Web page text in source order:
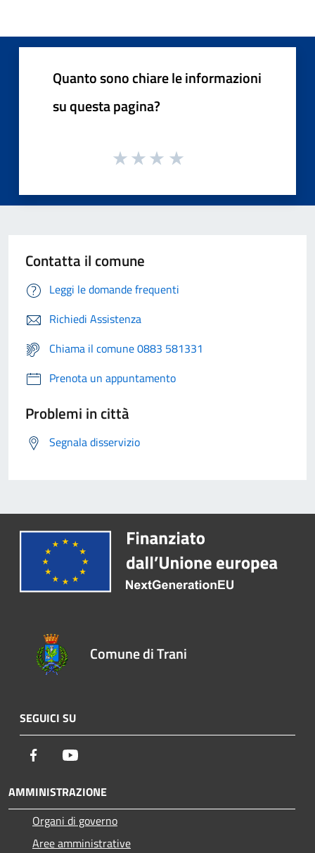
Quanto sono chiare le informazioni
su questa pagina?
Contatta il comune
Leggi le domande frequenti
Richiedi Assistenza
Chiama il comune 0883 581331
Prenota un appuntamento
Problemi in città
Segnala disservizio
Comune di Trani
SEGUICI SU
Facebook
AMMINISTRAZIONE
Organi di governo
Aree amministrative